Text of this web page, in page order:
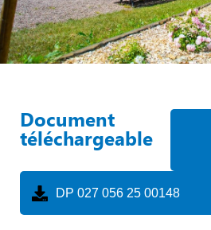
Document
téléchargeable
DP 027 056 25 00148